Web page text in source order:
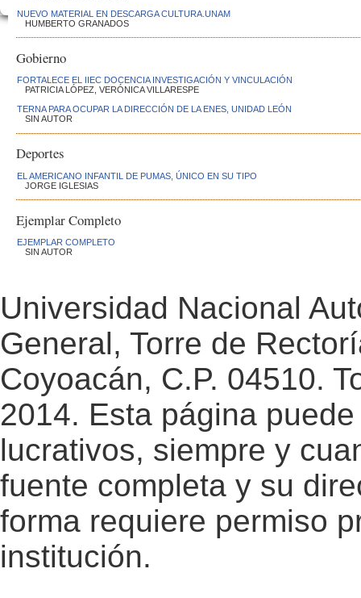
NUEVO MATERIAL EN DESCARGA CULTURA.UNAM
HUMBERTO GRANADOS
Gobierno
FORTALECE EL IIEC DOCENCIA INVESTIGACIÓN Y VINCULACIÓN
PATRICIA LÓPEZ, VERÓNICA VILLARESPE
TERNA PARA OCUPAR LA DIRECCIÓN DE LA ENES, UNIDAD LEÓN
SIN AUTOR
Deportes
EL AMERICANO INFANTIL DE PUMAS, ÚNICO EN SU TIPO
JORGE IGLESIAS
Ejemplar Completo
EJEMPLAR COMPLETO
SIN AUTOR
Universidad Nacional
General, Torre de
Coyoacán, C.P. 04510.
2014. Esta página
lucrativos, siempre y
fuente completa y su
forma requiere permiso
institución.